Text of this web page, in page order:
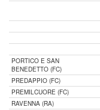
PORTICO E SAN
BENEDETTO (FC)
PREDAPPIO (FC)
PREMILCUORE (FC)
RAVENNA (RA)